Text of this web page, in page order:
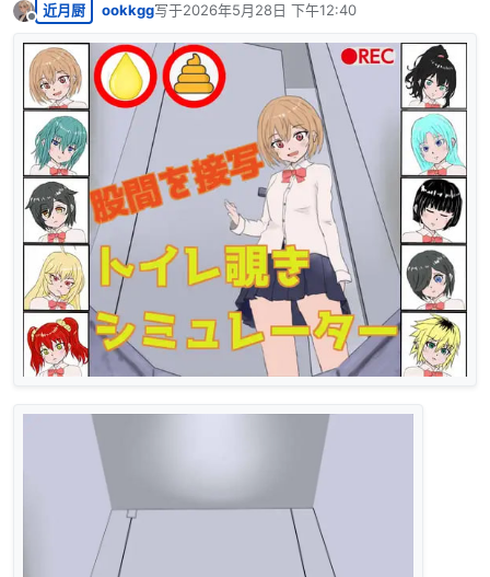
离线
近月厨 ookkgg写于2026年5月28日 下午12:40
最后由 编辑